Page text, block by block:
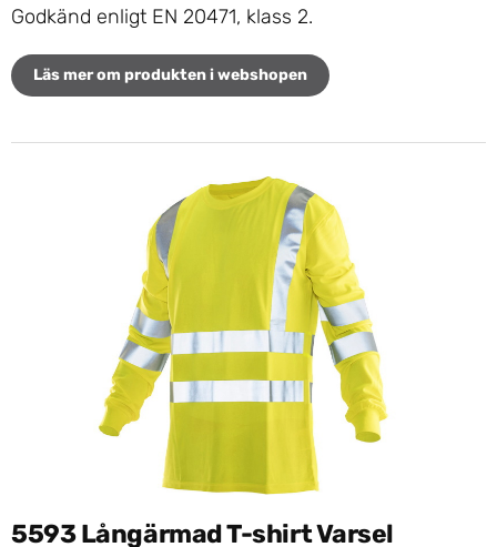
Godkänd enligt EN 20471, klass 2.
Läs mer om produkten i webshopen
5593 Långärmad T-shirt Varsel